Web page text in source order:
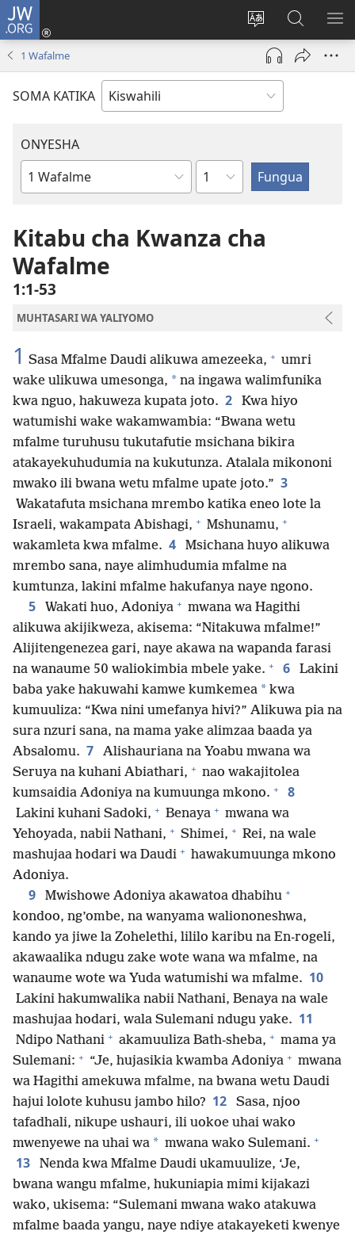
JW.ORG
Badili
lugha
ya
tovuti
Ingia
(opens
window)
Tafuta
Katika
JW.ORG
1 Wafalme
SOMA KATIKA
ONYESHA
Kitabu
Biblia
Sura
Kitabu cha Kwanza cha
Wafalme
1:1-53
MUHTASARI WA YALIYOMO
1 Sasa Mfalme Daudi alikuwa amezeeka, + umri
wake ulikuwa umesonga, * na ingawa walimfunika
kwa nguo, hakuweza kupata joto. 2
Kwa hiyo
watumishi wake wakamwambia: “Bwana wetu
mfalme turuhusu tukutafutie msichana bikira
atakayekuhudumia na kukutunza. Atalala mikononi
mwako ili bwana wetu mfalme upate joto.” 3
Wakatafuta msichana mrembo katika eneo lote la
Israeli, wakampata Abishagi, + Mshunamu, +
wakamleta kwa mfalme. 4
Msichana huyo alikuwa
mrembo sana, naye alimhudumia mfalme na
kumtunza, lakini mfalme hakufanya naye ngono.
5 Wakati huo, Adoniya + mwana wa Hagithi
alikuwa akijikweza, akisema: “Nitakuwa mfalme!”
Alijitengenezea gari, naye akawa na wapanda farasi
na wanaume 50 waliokimbia mbele yake. + 6
Lakini
baba yake hakuwahi kamwe kumkemea * kwa
kumuuliza: “Kwa nini umefanya hivi?” Alikuwa pia na
sura nzuri sana, na mama yake alimzaa baada ya
Absalomu. 7
Alishauriana na Yoabu mwana wa
Seruya na kuhani Abiathari, + nao wakajitolea
kumsaidia Adoniya na kumuunga mkono. + 8
Lakini kuhani Sadoki, + Benaya + mwana wa
Yehoyada, nabii Nathani, + Shimei, + Rei, na wale
mashujaa hodari wa Daudi + hawakumuunga mkono
Adoniya.
9 Mwishowe Adoniya akawatoa dhabihu +
kondoo, ng’ombe, na wanyama waliononeshwa,
kando ya jiwe la Zohelethi, lililo karibu na En-rogeli,
akawaalika ndugu zake wote wana wa mfalme, na
wanaume wote wa Yuda watumishi wa mfalme. 10
Lakini hakumwalika nabii Nathani, Benaya na wale
mashujaa hodari, wala Sulemani ndugu yake. 11
Ndipo Nathani + akamuuliza Bath-sheba, + mama ya
Sulemani: + “Je, hujasikia kwamba Adoniya + mwana
wa Hagithi amekuwa mfalme, na bwana wetu Daudi
hajui lolote kuhusu jambo hilo? 12
Sasa, njoo
tafadhali, nikupe ushauri, ili uokoe uhai wako
mwenyewe na uhai wa * mwana wako Sulemani. +
13
Nenda kwa Mfalme Daudi ukamuulize, ‘Je,
bwana wangu mfalme, hukuniapia mimi kijakazi
wako, ukisema: “Sulemani mwana wako atakuwa
mfalme baada yangu, naye ndiye atakayeketi kwenye